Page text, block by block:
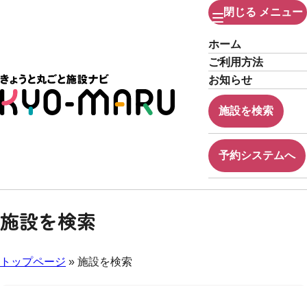
閉じる メニュー
ホーム
ご利用方法
お知らせ
施設を検索
予約システムへ
施設を検索
トップページ » 施設を検索